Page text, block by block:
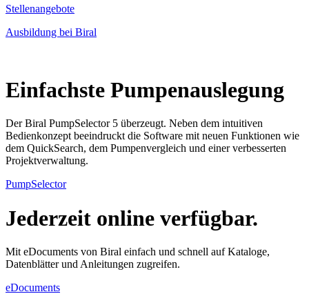
Stellenangebote
Ausbildung bei Biral
Einfachste Pumpenauslegung
Der Biral PumpSelector 5 überzeugt. Neben dem intuitiven
Bedienkonzept beeindruckt die Software mit neuen Funktionen wie
dem QuickSearch, dem Pumpenvergleich und einer verbesserten
Projektverwaltung.
PumpSelector
Jederzeit online verfügbar.
Mit eDocuments von Biral einfach und schnell auf Kataloge,
Datenblätter und Anleitungen zugreifen.
eDocuments